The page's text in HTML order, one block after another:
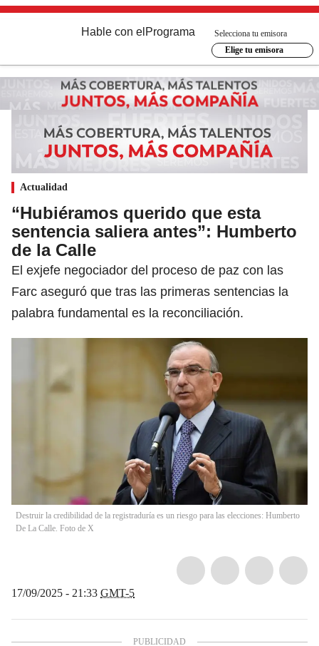
Hable con el Programa
Selecciona tu emisora
Elige tu emisora
Actualidad
“Hubiéramos querido que esta
sentencia saliera antes”: Humberto
de la Calle
El exjefe negociador del proceso de paz con las
Farc aseguró que tras las primeras sentencias la
palabra fundamental es la reconciliación.
Destruir la credibilidad de la registraduría es un riesgo para las elecciones: Humberto
De La Calle. Foto de X
17/09/2025 - 21:33 GMT-5